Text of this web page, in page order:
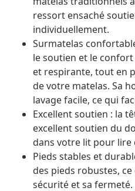
ressort ensaché
individuellement.
Surmatelas
le soutien et le
et respirante, tout en
de votre matelas. Sa
lavage facile, ce qui
Excellent soutien : la
excellent soutien du
dans votre lit pour lire
Pieds stables et
des pieds robustes,
sécurité et sa fermeté.